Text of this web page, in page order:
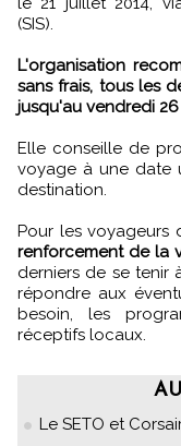
(SIS).
L'organisation
sans frais, tous les
jusqu'au vendredi
Elle conseille de
voyage à une date
destination.
Pour les voyageurs
renforcement de la
derniers de se tenir
répondre aux
besoin, les
réceptifs locaux.
Le SETO et